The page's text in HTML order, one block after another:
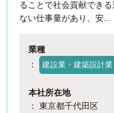
ることで社会貢献でき
ない仕事量があり、安...
業種
：
建設業・建築設計
本社所在地
： 東京都千代田区